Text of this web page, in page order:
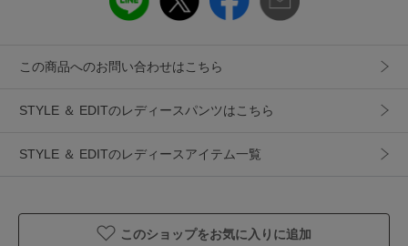
この商品へのお問い合わせはこちら
STYLE ＆ EDITのレディースパンツはこちら
STYLE ＆ EDITのレディースアイテム一覧
このショップをお気に入りに追加